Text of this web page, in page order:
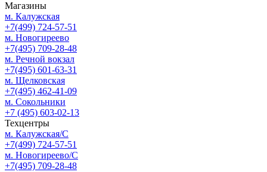
Магазины
м. Калужская
+7(499) 724-57-51
м. Новогиреево
+7(495) 709-28-48
м. Речной вокзал
+7(495) 601-63-31
м. Щелковская
+7(495) 462-41-09
м. Сокольники
+7 (495) 603-02-13
Техцентры
м. Калужская/С
+7(499) 724-57-51
м. Новогиреево/С
+7(495) 709-28-48